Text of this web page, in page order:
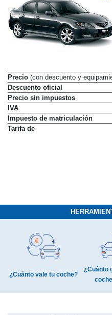
Precio (con descuento y
Descuento oficial
Precio sin impuestos
IVA
Impuesto de matriculación
Tarifa de
¿Cuánto vale tu coche?
¿Cuánto